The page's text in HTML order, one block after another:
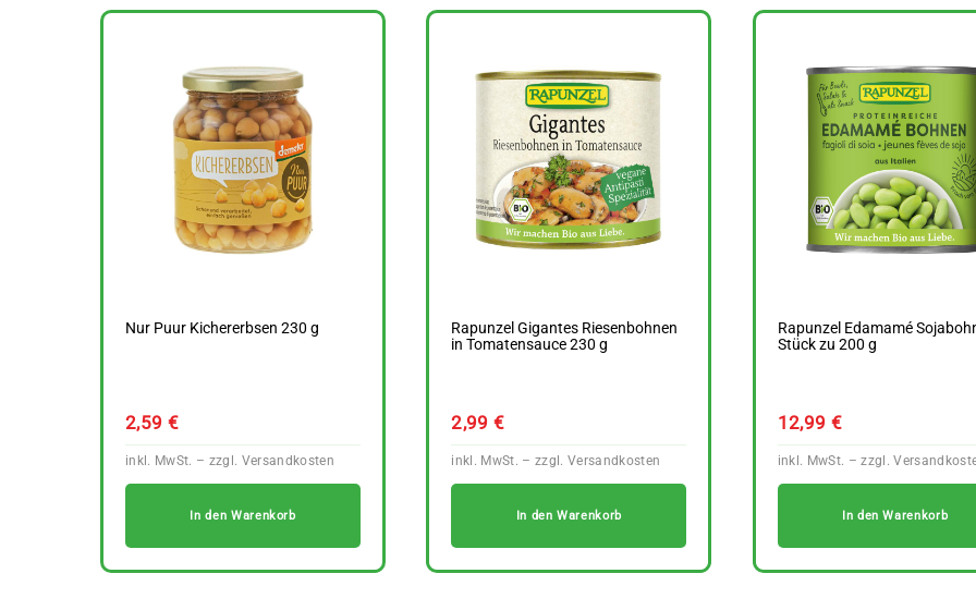
Nur Puur Kichererbsen 230 g
2,59 €
In den Warenkorb
Rapunzel Gigantes Riesenbohnen
in Tomatensauce 230 g
2,99 €
In den Warenkorb
Rapunzel Edamamé
Stück zu 200 g
12,99 €
In den Warenkorb